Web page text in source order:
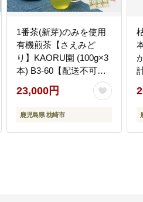
1番茶(新芽)のみを使用
有機煎茶【さえみど
り】KAORU園 (100g×3
本) B3-60【配送不可地
域：離島】
23,000円
鹿児島県 枕崎市